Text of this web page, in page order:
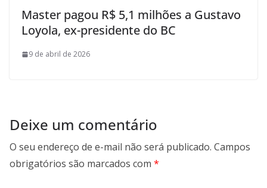
Master pagou R$ 5,1 milhões a Gustavo
Loyola, ex-presidente do BC
9 de abril de 2026
Deixe um comentário
O seu endereço de e-mail não será publicado. Campos
obrigatórios são marcados com *